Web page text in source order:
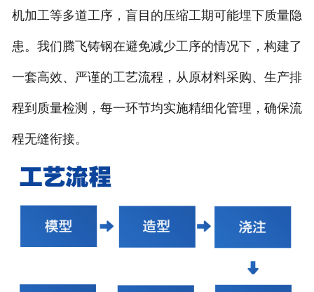
机加工等多道工序，盲目的压缩工期可能埋下质量隐
患。我们腾飞铸钢在避免减少工序的情况下，构建了
一套高效、严谨的工艺流程，从原材料采购、生产排
程到质量检测，每一环节均实施精细化管理，确保流
程无缝衔接。